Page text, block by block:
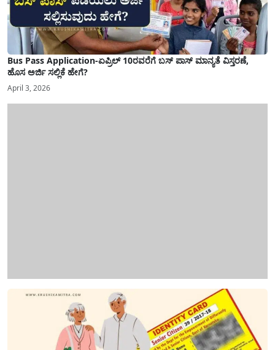
Bus Pass Application-ಏಪ್ರಿಲ್ 10ರವರೆಗೆ ಬಸ್ ಪಾಸ್ ಮಾನ್ಯತೆ ವಿಸ್ತರಣೆ,
ಹೊಸ ಅರ್ಜಿ ಸಲ್ಲಿಕೆ ಹೇಗೆ?
April 3, 2026